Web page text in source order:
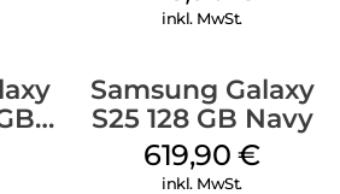
inkl. MwSt.
Samsung Galaxy
S25 128 GB Navy
619,90€
inkl. MwSt.